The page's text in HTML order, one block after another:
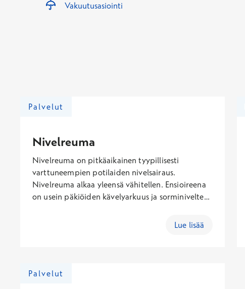
Vakuutusasiointi
Palvelut
Nivelreuma
Nivelreuma on pitkäaikainen tyypillisesti
varttuneempien potilaiden nivelsairaus.
Nivelreuma alkaa yleensä vähitellen. Ensioireena
on usein päkiöiden kävelyarkuus ja sorminivelten
nivelet, kuten polvet tai kyynärpää, voivat
aikaan.
Lue lisää
Palvelut